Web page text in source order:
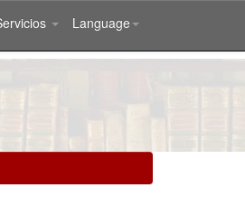
Language